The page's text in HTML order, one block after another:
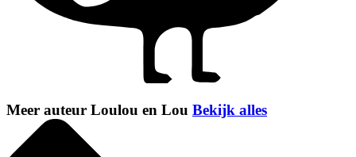
Meer auteur Loulou en Lou Bekijk alles